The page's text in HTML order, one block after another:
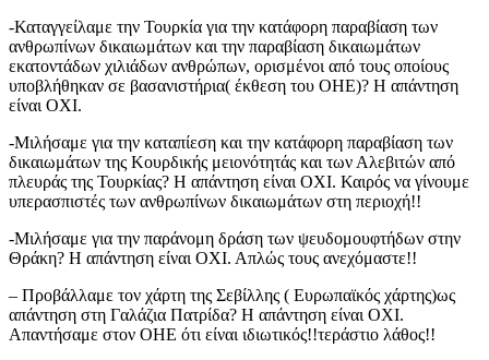
-Καταγγείλαμε την Τουρκία για την κατάφορη παραβίαση των
ανθρωπίνων δικαιωμάτων και την παραβίαση δικαιωμάτων
εκατοντάδων χιλιάδων ανθρώπων, ορισμένοι από τους οποίους
υποβλήθηκαν σε βασανιστήρια( έκθεση του ΟΗΕ)? Η απάντηση
είναι ΟΧΙ.
-Μιλήσαμε για την καταπίεση και την κατάφορη παραβίαση των
δικαιωμάτων της Κουρδικής μειονότητάς και των Αλεβιτών από
πλευράς της Τουρκίας? Η απάντηση είναι ΟΧΙ. Καιρός να γίνουμε
υπερασπιστές των ανθρωπίνων δικαιωμάτων στη περιοχή!!
-Μιλήσαμε για την παράνομη δράση των ψευδομουφτήδων στην
Θράκη? Η απάντηση είναι ΟΧΙ. Απλώς τους ανεχόμαστε!!
– Προβάλλαμε τον χάρτη της Σεβίλλης ( Ευρωπαϊκός χάρτης)ως
απάντηση στη Γαλάζια Πατρίδα? Η απάντηση είναι ΟΧΙ.
Απαντήσαμε στον ΟΗΕ ότι είναι ιδιωτικός!!τεράστιο λάθος!!